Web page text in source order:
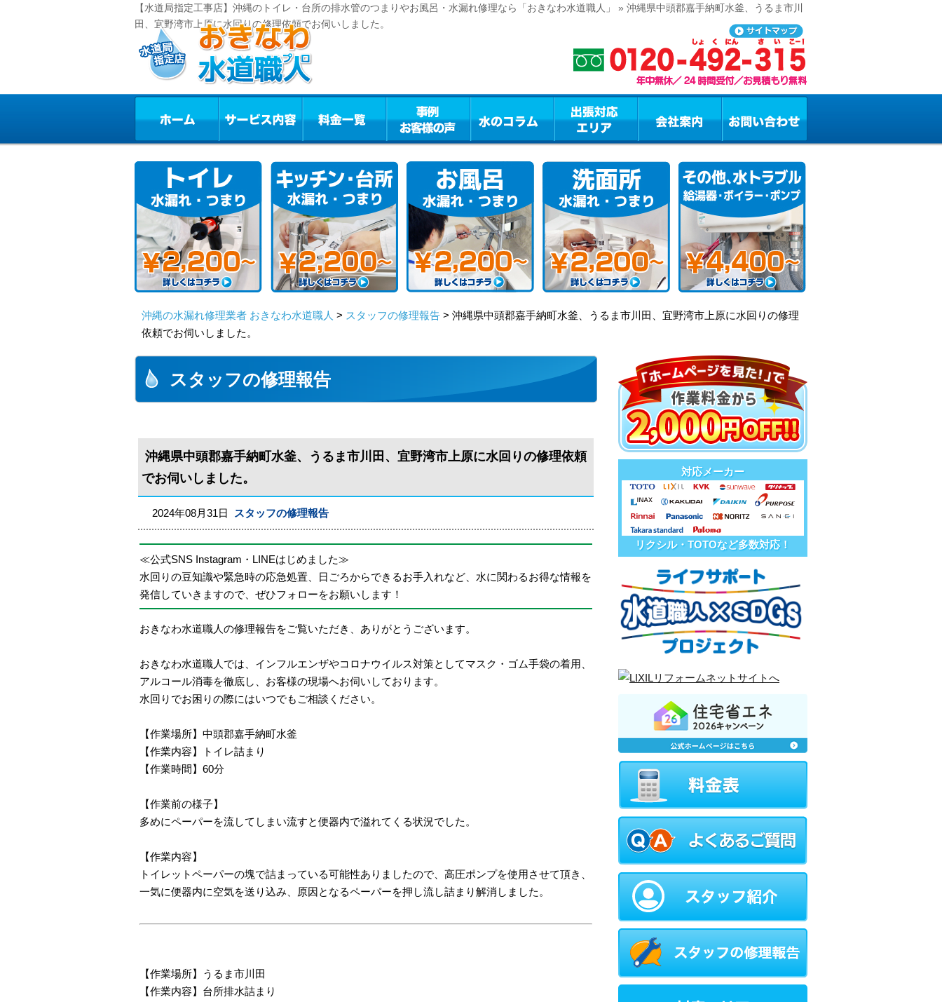
【水道局指定工事店】沖縄のトイレ・台所の排水管のつまりやお風呂・水漏れ修理なら「おきなわ水道職人」 » 沖縄県中頭郡嘉手納町水釜、うるま市川
田、宜野湾市上原に水回りの修理依頼でお伺いしました。
沖縄の水漏れ修理業者 おきなわ水道職人 > スタッフの修理報告 > 沖縄県中頭郡嘉手納町水釜、うるま市川田、宜野湾市上原に水回りの修理
依頼でお伺いしました。
スタッフの修理報告
沖縄県中頭郡嘉手納町水釜、うるま市川田、宜野湾市上原に水回りの修理依頼
でお伺いしました。
2024年08月31日 スタッフの修理報告
≪公式SNS Instagram・LINEはじめました≫
水回りの豆知識や緊急時の応急処置、日ごろからできるお手入れなど、水に関わるお得な情報を
発信していきますので、ぜひフォローをお願いします！
おきなわ水道職人の修理報告をご覧いただき、ありがとうございます。
おきなわ水道職人では、インフルエンザやコロナウイルス対策としてマスク・ゴム手袋の着用、
アルコール消毒を徹底し、お客様の現場へお伺いしております。
水回りでお困りの際にはいつでもご相談ください。
【作業場所】中頭郡嘉手納町水釜
【作業内容】トイレ詰まり
【作業時間】60分
【作業前の様子】
多めにペーパーを流してしまい流すと便器内で溢れてくる状況でした。
【作業内容】
トイレットペーパーの塊で詰まっている可能性ありましたので、高圧ポンプを使用させて頂き、
一気に便器内に空気を送り込み、原因となるペーパーを押し流し詰まり解消しました。
【作業場所】うるま市川田
【作業内容】台所排水詰まり
対応メーカー
リクシル・TOTOなど多数対応！